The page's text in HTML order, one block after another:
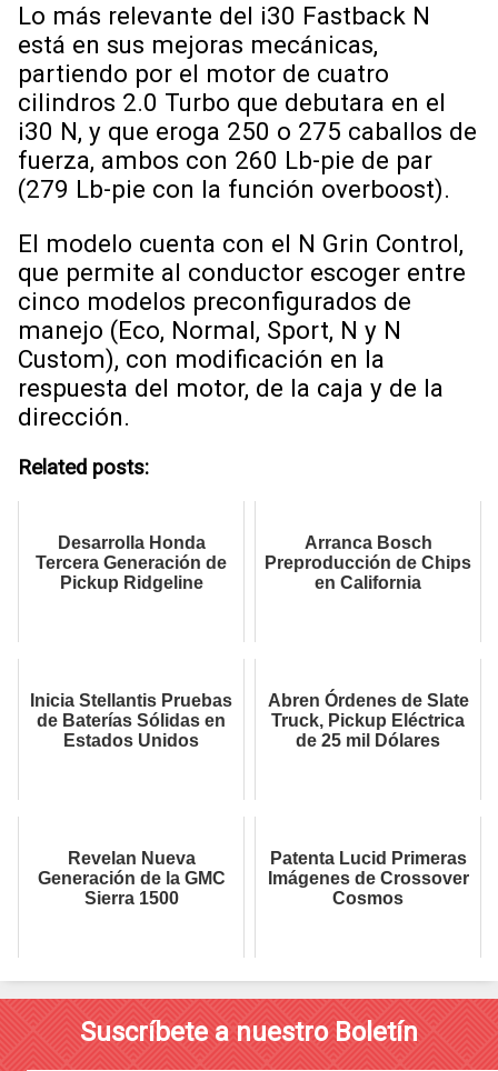
Lo más relevante del i30 Fastback N
está en sus mejoras mecánicas,
partiendo por el motor de cuatro
cilindros 2.0 Turbo que debutara en el
i30 N, y que eroga 250 o 275 caballos de
fuerza, ambos con 260 Lb-pie de par
(279 Lb-pie con la función overboost).
El modelo cuenta con el N Grin Control,
que permite al conductor escoger entre
cinco modelos preconfigurados de
manejo (Eco, Normal, Sport, N y N
Custom), con modificación en la
respuesta del motor, de la caja y de la
dirección.
Related posts:
Desarrolla Honda
Tercera Generación de
Pickup Ridgeline
Arranca Bosch
Preproducción de Chips
en California
Inicia Stellantis Pruebas
de Baterías Sólidas en
Estados Unidos
Abren Órdenes de Slate
Truck, Pickup Eléctrica
de 25 mil Dólares
Revelan Nueva
Generación de la GMC
Sierra 1500
Patenta Lucid Primeras
Imágenes de Crossover
Cosmos
Suscríbete a nuestro Boletín